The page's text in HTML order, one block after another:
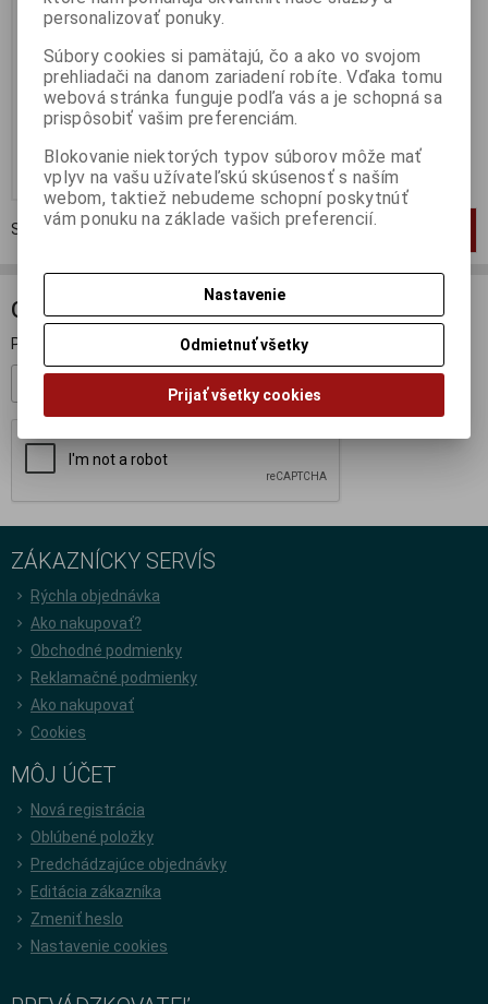
MINICHAMPS 400790091
Výrobca:
MINICHAMPS
Katalógové číslo:MC-
400790091
Skladom:1 ks
44,90 EUR
Pridať do košíka
Strana1z1Celkom 1záznamov
ODBER NOVINIEK
Prihláste sa k odberu noviniek
ZÁKAZNÍCKY SERVÍS
Rýchla objednávka
Ako nakupovať?
Obchodné podmienky
Reklamačné podmienky
Ako nakupovať
Cookies
MÔJ ÚČET
Nová registrácia
Oblúbené položky
Predchádzajúce objednávky
Editácia zákazníka
Zmeniť heslo
Nastavenie cookies
personalizovať ponuky.
Súbory cookies si pamätajú, čo a ako vo svojom
prehliadači na danom zariadení robíte. Vďaka tomu
webová stránka funguje podľa vás a je schopná sa
prispôsobiť vašim preferenciám.
Blokovanie niektorých typov súborov môže mať
vplyv na vašu užívateľskú skúsenosť s naším
webom, taktiež nebudeme schopní poskytnúť
vám ponuku na základe vašich preferencií.
Nastavenie
Odmietnuť všetky
Prijať všetky cookies